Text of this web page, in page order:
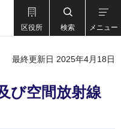
区役所 検索 メニュー
最終更新日 2025年4月18日
び空間放射線